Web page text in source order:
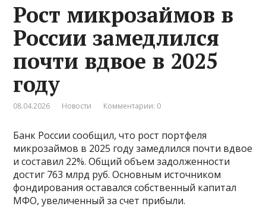
Рост микрозаймов в
России замедлился
почти вдвое в 2025
году
08.04.2026 Новости Комментарии: 0
Банк России сообщил, что рост портфеля
микрозаймов в 2025 году замедлился почти вдвое
и составил 22%. Общий объем задолженности
достиг 763 млрд руб. Основным источником
фондирования оставался собственный капитал
МФО, увеличенный за счет прибыли.